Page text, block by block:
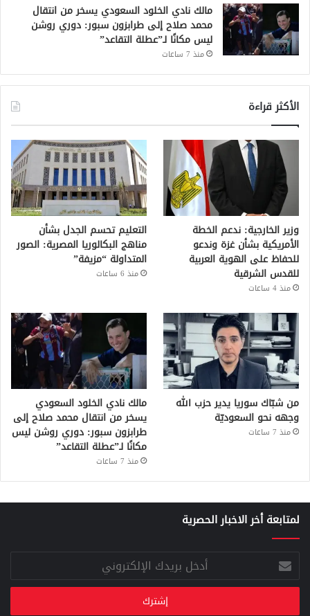
مالك نادي الخلود السعودي يسخر من انتقال
محمد صلاح إلى طرابزون سبور: دوري روشن
ليس مكانًا لـ”عطلة التقاعد”
منذ 7 ساعات
الأكثر قراءة
وزير الخارجية: ندعم الخطة
الأمريكية بشأن غزة وندعو
للحفاظ على الهوية العربية
للقدس الشرقية
منذ 4 ساعات
التعليم تحسم الجدل بشأن
مناهج البكالوريا المصرية: الصور
المتداولة “مزيفة”
منذ 6 ساعات
من شبّاك سوريا يدير حزب الله
وجهه نحو السعوديّة
منذ 7 ساعات
مالك نادي الخلود السعودي
يسخر من انتقال محمد صلاح إلى
طرابزون سبور: دوري روشن ليس
مكانًا لـ”عطلة التقاعد”
منذ 7 ساعات
لمتابعة أخر الاخبار الحصرية
أدخل
بريدك
الإلكتروني